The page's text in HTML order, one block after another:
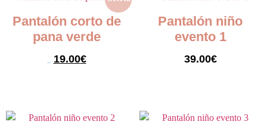
Pantalón corto de
pana verde
19.00€
Pantalón niño
evento 1
39.00€